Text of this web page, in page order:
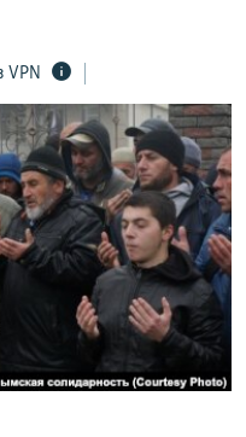
СОПРОТИВЛЕНИЯ
VPN